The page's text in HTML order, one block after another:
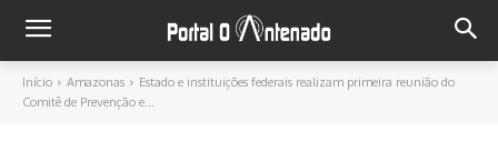
Início Amazonas
Estado e instituições federais realizam primeira reunião do
Comitê de Prevenção e...